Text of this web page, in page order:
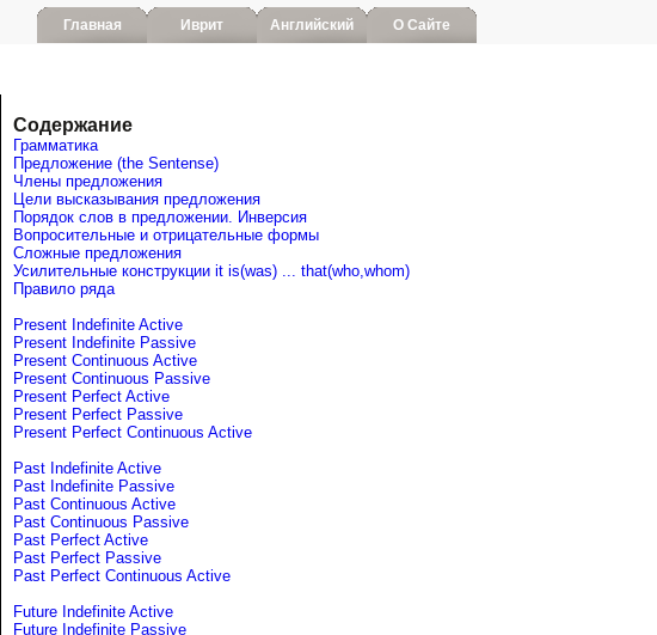
Главная Иврит Английский О Сайте
Содержание
Грамматика
Предложение (the Sentense)
Члены предложения
Цели высказывания предложения
Порядок слов в предложении. Инверсия
Вопросительные и отрицательные формы
Сложные предложения
Усилительные конструкции it is(was) ... that(who,whom)
Правило ряда
Present Indefinite Active
Present Indefinite Passive
Present Continuous Active
Present Continuous Passive
Present Perfect Active
Present Perfect Passive
Present Perfect Continuous Active
Past Indefinite Active
Past Indefinite Passive
Past Continuous Active
Past Continuous Passive
Past Perfect Active
Past Perfect Passive
Past Perfect Continuous Active
Future Indefinite Active
Future Indefinite Passive